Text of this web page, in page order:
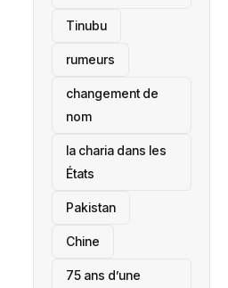
Tinubu
rumeurs
changement de
nom
la charia dans les
États
‎Pakistan
Chine
75 ans d’une